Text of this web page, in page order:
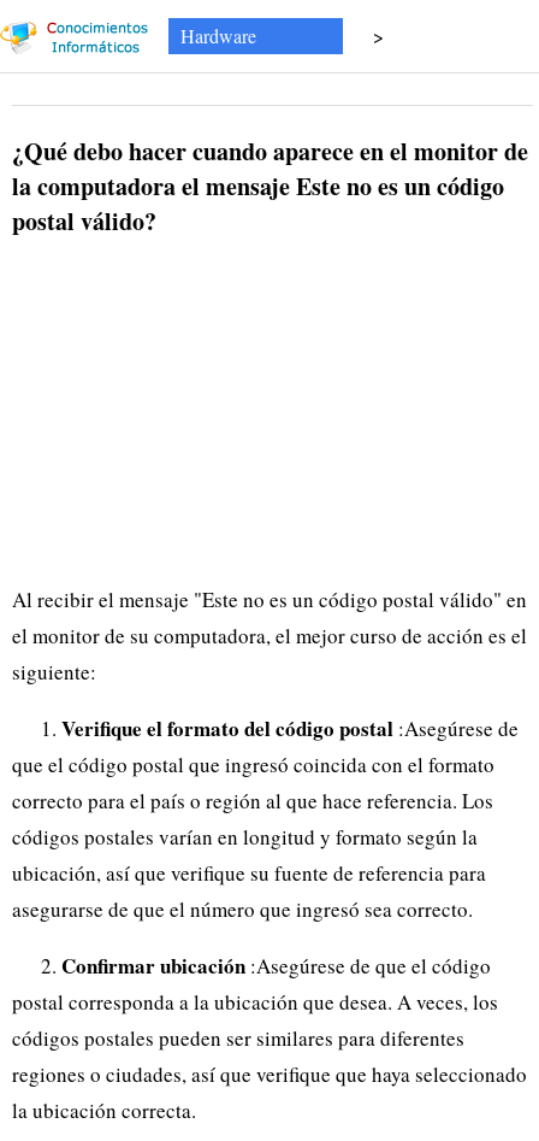
Hardware >
¿Qué debo hacer cuando aparece en el monitor de
la computadora el mensaje Este no es un código
postal válido?
Al recibir el mensaje "Este no es un código postal válido" en
el monitor de su computadora, el mejor curso de acción es el
siguiente:
1. Verifique el formato del código postal :Asegúrese de
que el código postal que ingresó coincida con el formato
correcto para el país o región al que hace referencia. Los
códigos postales varían en longitud y formato según la
ubicación, así que verifique su fuente de referencia para
asegurarse de que el número que ingresó sea correcto.
2. Confirmar ubicación :Asegúrese de que el código
postal corresponda a la ubicación que desea. A veces, los
códigos postales pueden ser similares para diferentes
regiones o ciudades, así que verifique que haya seleccionado
la ubicación correcta.